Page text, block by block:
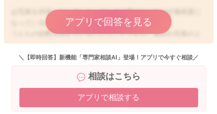
お写真を拝見いたしました。ほんの少量のうんちが付着程度に
なっているのですね。
うんちの回数は増えているということですが、毎回お写真のよ
うなうんちということでよかったでしょうか？
ちの量になっているでしょうか？
哺乳量が少なくなり、その分便秘になって、お写真のような出
アプリで回答を見る
＼【即時回答】新機能「専門家相談AI」登場！アプリで今すぐ相談／
相談はこちら
アプリで相談する